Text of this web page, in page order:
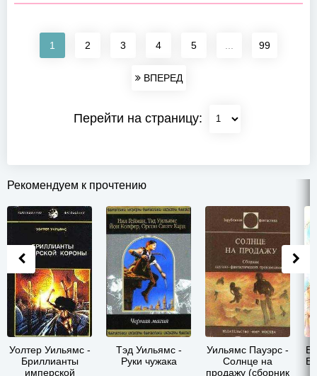
1 2 3 4 5 99
ВПЕРЕД
Перейти на страницу:
Рекомендуем к прочтению
Уолтер Уильямс -
Бриллианты
имперской
Тэд Уильямс -
Руки чужака
Уильямс Пауэрс -
Солнце на
продажу (сборник